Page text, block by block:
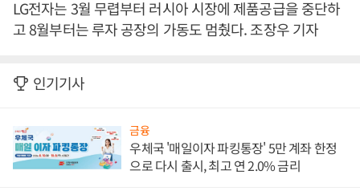
LG전자는 3월 무렵부터 러시아 시장에 제품공급을 중단하
고 8월부터는 루자 공장의 가동도 멈췄다. 조장우 기자
인기기사
금융
우체국 '매일이자 파킹통장' 5만 계좌 한정
으로 다시 출시, 최고 연 2.0% 금리